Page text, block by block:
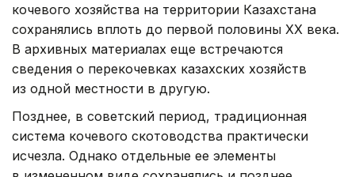
кочевого хозяйства на территории Казахстана
сохранялись вплоть до первой половины XX века.
В архивных материалах еще встречаются
сведения о перекочевках казахских хозяйств
из одной местности в другую.
Позднее, в советский период, традиционная
система кочевого скотоводства практически
исчезла. Однако отдельные ее элементы